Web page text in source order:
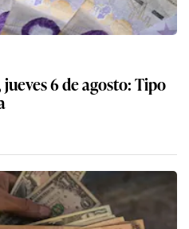
6 de agosto: Tipo